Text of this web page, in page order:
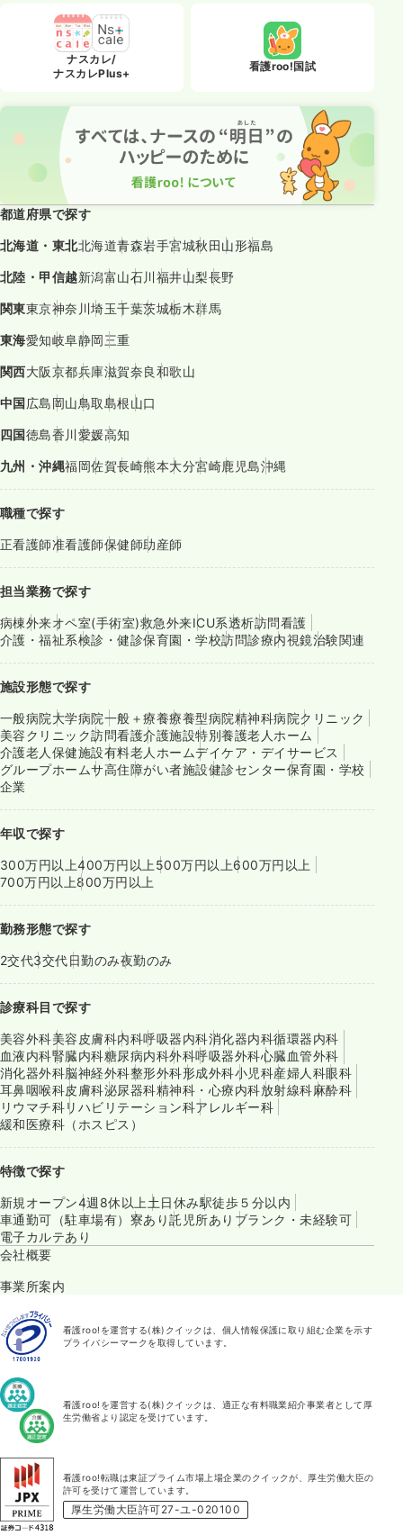
ナスカレ/
ナスカレPlus+
看護roo!国試
都道府県で探す
北海道・東北北海道青森岩手宮城秋田山形福島
北陸・甲信越新潟富山石川福井山梨長野
関東東京神奈川埼玉千葉茨城栃木群馬
東海愛知岐阜静岡三重
関西大阪京都兵庫滋賀奈良和歌山
中国広島岡山鳥取島根山口
四国徳島香川愛媛高知
九州・沖縄福岡佐賀長崎熊本大分宮崎鹿児島沖縄
職種で探す
正看護師准看護師保健師助産師
担当業務で探す
病棟外来オペ室(手術室)救急外来ICU系透析訪問看護
介護・福祉系検診・健診保育園・学校訪問診療内視鏡治験関連
施設形態で探す
一般病院大学病院一般＋療養療養型病院精神科病院クリニック
美容クリニック訪問看護介護施設特別養護老人ホーム
介護老人保健施設有料老人ホームデイケア・デイサービス
グループホームサ高住障がい者施設健診センター保育園・学校
企業
年収で探す
300万円以上400万円以上 500万円以上600万円以上
700万円以上800万円以上
勤務形態で探す
2交代3交代日勤のみ夜勤のみ
診療科目で探す
美容外科美容皮膚科内科呼吸器内科消化器内科循環器内科
血液内科腎臓内科糖尿病内科外科呼吸器外科心臓血管外科
消化器外科脳神経外科整形外科形成外科小児科産婦人科眼科
耳鼻咽喉科皮膚科泌尿器科精神科・心療内科放射線科麻酔科
リウマチ科リハビリテーション科アレルギー科
緩和医療科（ホスピス）
特徴で探す
新規オープン4週8休以上 土日休み駅徒歩５分以内
車通勤可（駐車場有） 寮あり託児所あり ブランク・未経験可
電子カルテあり
会社概要
事業所案内
看護roo!を運営する(株)クイックは、個人情報保護に取り組む企業を示す
プライバシーマークを取得しています。
看護roo!を運営する(株)クイックは、適正な有料職業紹介事業者として厚
生労働省より認定を受けています。
看護roo!転職は東証プライム市場上場企業のクイックが、厚生労働大臣の
許可を受けて運営しています。
厚生労働大臣許可27-ユ-020100